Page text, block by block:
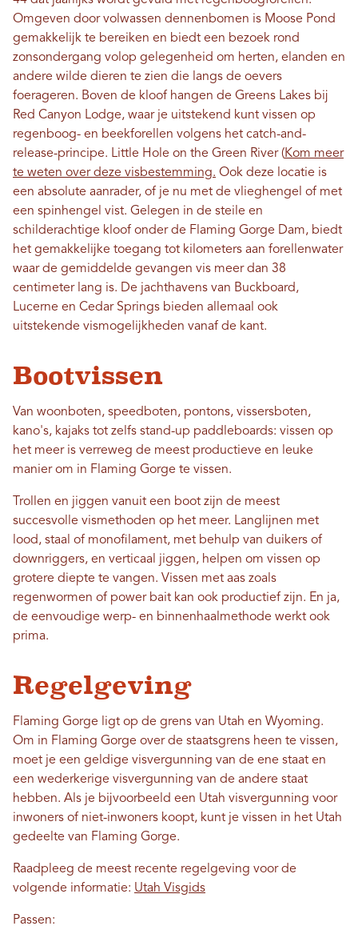
Omgeven door volwassen dennenbomen is Moose Pond
gemakkelijk te bereiken en biedt een bezoek rond
zonsondergang volop gelegenheid om herten, elanden en
andere wilde dieren te zien die langs de oevers
foerageren. Boven de kloof hangen de Greens Lakes bij
Red Canyon Lodge, waar je uitstekend kunt vissen op
regenboog- en beekforellen volgens het catch-and-
release-principe. Little Hole on the Green River (Kom meer
te weten over deze visbestemming. Ook deze locatie is
een absolute aanrader, of je nu met de vlieghengel of met
een spinhengel vist. Gelegen in de steile en
schilderachtige kloof onder de Flaming Gorge Dam, biedt
het gemakkelijke toegang tot kilometers aan forellenwater
waar de gemiddelde gevangen vis meer dan 38
centimeter lang is. De jachthavens van Buckboard,
Lucerne en Cedar Springs bieden allemaal ook
uitstekende vismogelijkheden vanaf de kant.
Bootvissen
Van woonboten, speedboten, pontons, vissersboten,
kano's, kajaks tot zelfs stand-up paddleboards: vissen op
het meer is verreweg de meest productieve en leuke
manier om in Flaming Gorge te vissen.
Trollen en jiggen vanuit een boot zijn de meest
succesvolle vismethoden op het meer. Langlijnen met
lood, staal of monofilament, met behulp van duikers of
downriggers, en verticaal jiggen, helpen om vissen op
grotere diepte te vangen. Vissen met aas zoals
regenwormen of power bait kan ook productief zijn. En ja,
de eenvoudige werp- en binnenhaalmethode werkt ook
prima.
Regelgeving
Flaming Gorge ligt op de grens van Utah en Wyoming.
Om in Flaming Gorge over de staatsgrens heen te vissen,
moet je een geldige visvergunning van de ene staat en
een wederkerige visvergunning van de andere staat
hebben. Als je bijvoorbeeld een Utah visvergunning voor
inwoners of niet-inwoners koopt, kunt je vissen in het Utah
gedeelte van Flaming Gorge.
Raadpleeg de meest recente regelgeving voor de
volgende informatie: Utah Visgids
Passen: